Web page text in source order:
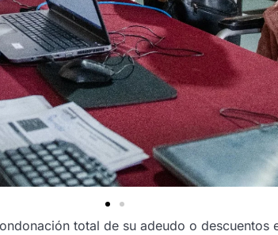
total de su adeudo o descuentos